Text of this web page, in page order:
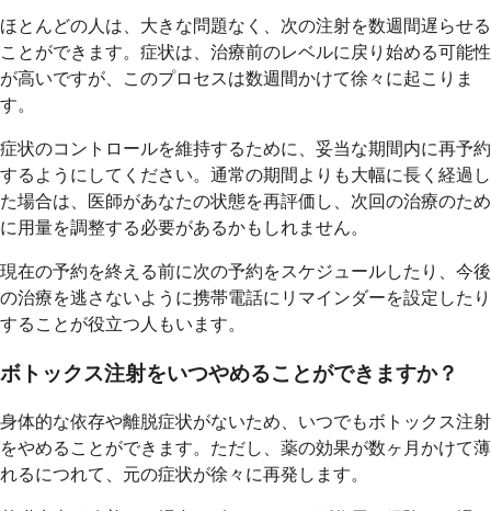
ほとんどの人は、大きな問題なく、次の注射を数週間遅らせる
ことができます。症状は、治療前のレベルに戻り始める可能性
が高いですが、このプロセスは数週間かけて徐々に起こりま
す。
症状のコントロールを維持するために、妥当な期間内に再予約
するようにしてください。通常の期間よりも大幅に長く経過し
た場合は、医師があなたの状態を再評価し、次回の治療のため
に用量を調整する必要があるかもしれません。
現在の予約を終える前に次の予約をスケジュールしたり、今後
の治療を逃さないように携帯電話にリマインダーを設定したり
することが役立つ人もいます。
ボトックス注射をいつやめることができますか？
身体的な依存や離脱症状がないため、いつでもボトックス注射
をやめることができます。ただし、薬の効果が数ヶ月かけて薄
れるにつれて、元の症状が徐々に再発します。